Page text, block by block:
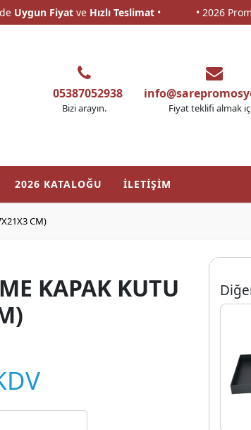
FiyatveHızlı Teslimat• • 2026
05387052938
Bizi arayın. Fiyat teklifi almak
2026 KATALOĞU İLETİŞİM
CM)
KAPAK KUTU